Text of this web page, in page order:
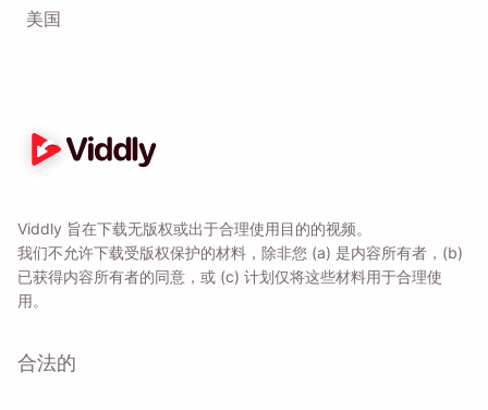
美国
Viddly 旨在下载无版权或出于合理使用目的的视频。
我们不允许下载受版权保护的材料，除非您 (a) 是内容所有者，(b)
已获得内容所有者的同意，或 (c) 计划仅将这些材料用于合理使
用。
合法的